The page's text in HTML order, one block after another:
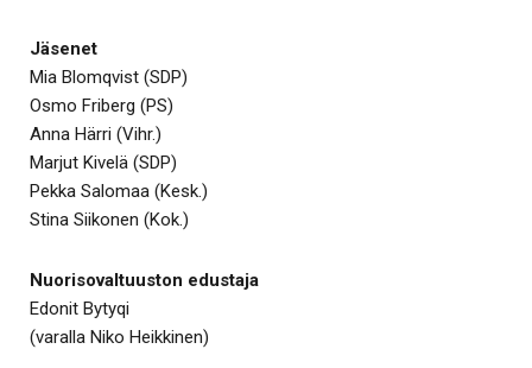
Jäsenet
Mia Blomqvist (SDP)
Osmo Friberg (PS)
Anna Härri (Vihr.)
Marjut Kivelä (SDP)
Pekka Salomaa (Kesk.)
Stina Siikonen (Kok.)
Nuorisovaltuuston edustaja
Edonit Bytyqi
(varalla Niko Heikkinen)